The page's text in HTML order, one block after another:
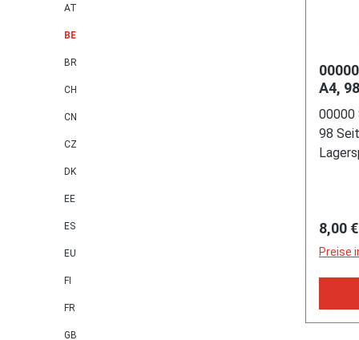
AT
BE
BR
CH
CN
CZ
DK
EE
ES
EU
FI
FR
GB
A4,
00000
98
8,00 €
Preise